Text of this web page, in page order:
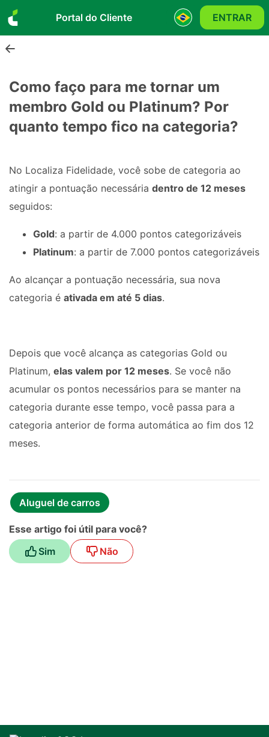
Portal do Cliente ENTRAR
Como faço para me tornar um
membro Gold ou Platinum? Por
quanto tempo fico na categoria?
No Localiza Fidelidade, você sobe de categoria ao
atingir a pontuação necessária dentro de 12 meses
seguidos:
Gold: a partir de 4.000 pontos categorizáveis
Platinum: a partir de 7.000 pontos categorizáveis
Ao alcançar a pontuação necessária, sua nova
categoria é ativada em até 5 dias.
Depois que você alcança as categorias Gold ou
Platinum, elas valem por 12 meses. Se você não
acumular os pontos necessários para se manter na
categoria durante esse tempo, você passa para a
categoria anterior de forma automática ao fim dos 12
meses.
Esse artigo foi útil para você?
Sim
Não
Aluguel de carros